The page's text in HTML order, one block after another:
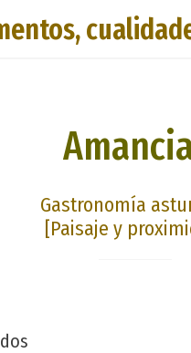
Gastronomía
[Paisaje y